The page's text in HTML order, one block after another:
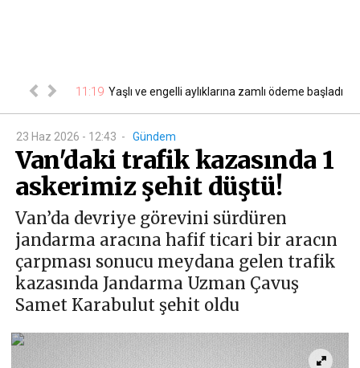
Yeni adresi 11:19 Yaşlı ve engelli aylıklarına zamlı ödeme başladı
23 Haz 2026 - 12:43 - Gündem
Van'daki trafik kazasında 1
askerimiz şehit düştü!
Van’da devriye görevini sürdüren
jandarma aracına hafif ticari bir aracın
çarpması sonucu meydana gelen trafik
kazasında Jandarma Uzman Çavuş
Samet Karabulut şehit oldu